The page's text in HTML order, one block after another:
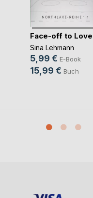
Face-off to Love
Sina Lehmann
5,99 € E-Book
15,99 € Buch